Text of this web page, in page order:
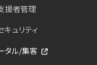
援者管理
キュリティ
タル/集客